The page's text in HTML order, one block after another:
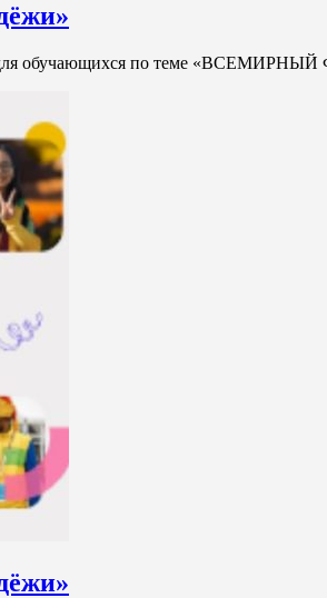
для обучающихся по теме